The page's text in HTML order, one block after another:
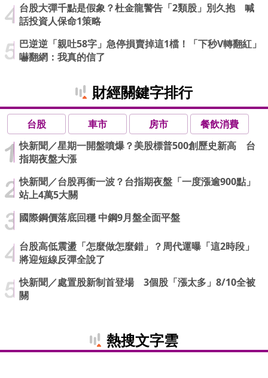
台股大彈千點是假象？杜金龍警告「2類股」別久抱 喊
話投資人保命1策略
巴逆逆「親吐58字」急停損賣掉這1檔！「下秒V轉翻紅」
嚇翻網：我真的信了
財經關鍵字排行
台股 車市 房市
餐飲消費
快新聞／星期一開盤噴爆？美股標普500創歷史新高 台
指期夜盤大漲
快新聞／台股再衝一波？台指期夜盤「一度漲逾900點」
站上4萬5大關
國際鋼價落底回穩 中鋼9月盤全面平盤
台股高低震盪「怎麼做怎麼錯」？周代運曝「這2時段」
將迎短線反彈全說了
快新聞／處置股新制首登場 3個股「漲太多」8/10全被
關
熱搜文字雲